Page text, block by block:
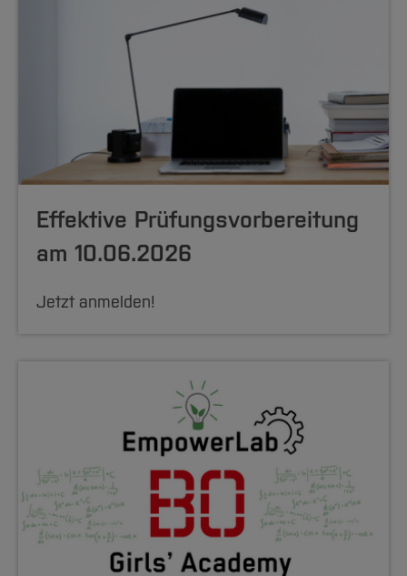
Effektive Prüfungsvorbereitung
am 10.06.2026
Jetzt anmelden!